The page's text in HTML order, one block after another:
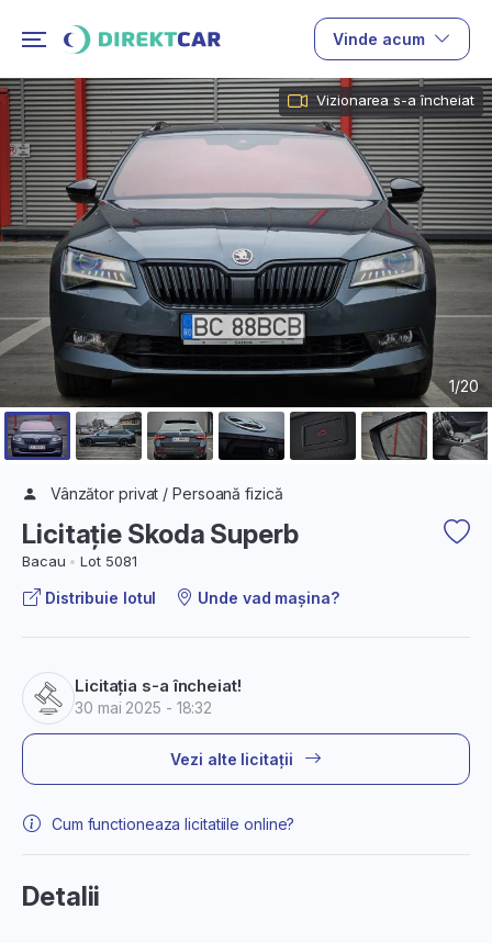
Vinde acum
Licitație Skoda Superb
Bacau Lot 5081
1/20
Vizionarea s-a încheiat
Vânzător privat / Persoană fizică
Distribuie lotul Unde vad mașina?
Licitația s-a încheiat!
30 mai 2025 - 18:32
Vezi alte licitații
Cum functioneaza licitatiile online?
Detalii